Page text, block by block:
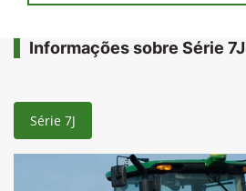
Informações sobre Série 7J
Série 7J